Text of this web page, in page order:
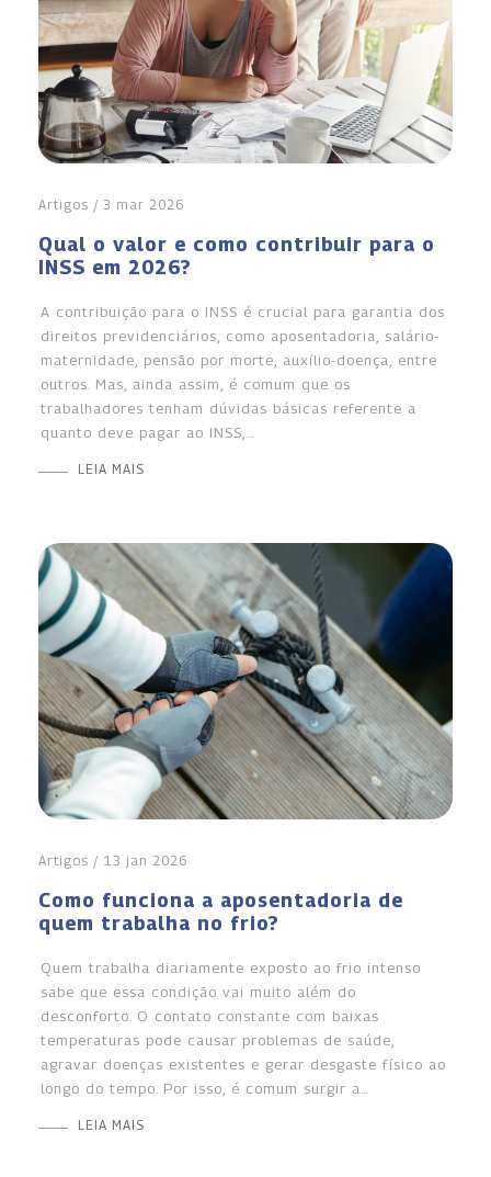
Artigos / 3 mar 2026
Qual o valor e como contribuir para o
INSS em 2026?
A contribuição para o INSS é crucial para garantia dos
direitos previdenciários, como aposentadoria, salário-
maternidade, pensão por morte, auxílio-doença, entre
outros. Mas, ainda assim, é comum que os
trabalhadores tenham dúvidas básicas referente a
quanto deve pagar ao INSS,…
LEIA MAIS
Artigos / 13 jan 2026
Como funciona a aposentadoria de
quem trabalha no frio?
Quem trabalha diariamente exposto ao frio intenso
sabe que essa condição vai muito além do
desconforto. O contato constante com baixas
temperaturas pode causar problemas de saúde,
agravar doenças existentes e gerar desgaste físico ao
longo do tempo. Por isso, é comum surgir a…
LEIA MAIS